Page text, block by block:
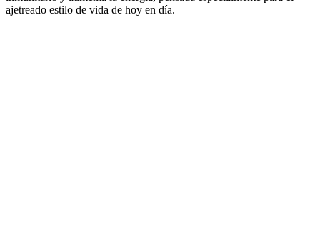
ajetreado estilo de vida de hoy en día.